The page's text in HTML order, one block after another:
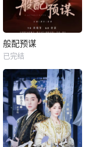
般配预谋
已完结